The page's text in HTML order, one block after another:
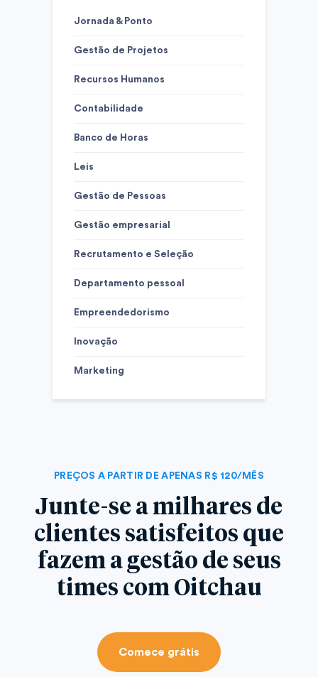
Jornada & Ponto
Gestão de Projetos
Recursos Humanos
Contabilidade
Banco de Horas
Leis
Gestão de Pessoas
Gestão empresarial
Recrutamento e Seleção
Departamento pessoal
Empreendedorismo
Inovação
Marketing
PREÇOS A PARTIR DE APENAS R$ 120/MÊS
Junte-se a milhares de
clientes satisfeitos que
fazem a gestão de seus
times com Oitchau
Comece grátis